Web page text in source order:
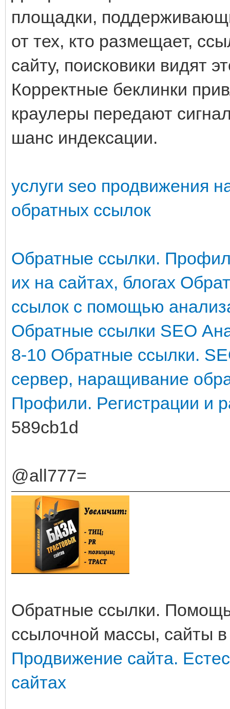
площадки,
от тех, кто размещает,
сайту, поисковики видят
Корректные беклинки
краулеры передают
шанс индексации.
услуги seo продвижения
обратных ссылок
Обратные ссылки.
их на сайтах, блогах
ссылок с помощью
Обратные ссылки SEO
8-10 Обратные ссылки.
сервер, наращивание
Профили. Регистрации и
589cb1d
@all777=
Обратные ссылки.
ссылочной массы, сайты
Продвижение сайта.
сайтах